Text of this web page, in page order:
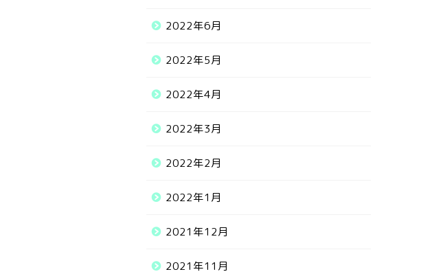
2022年6月
2022年5月
2022年4月
2022年3月
2022年2月
2022年1月
2021年12月
2021年11月